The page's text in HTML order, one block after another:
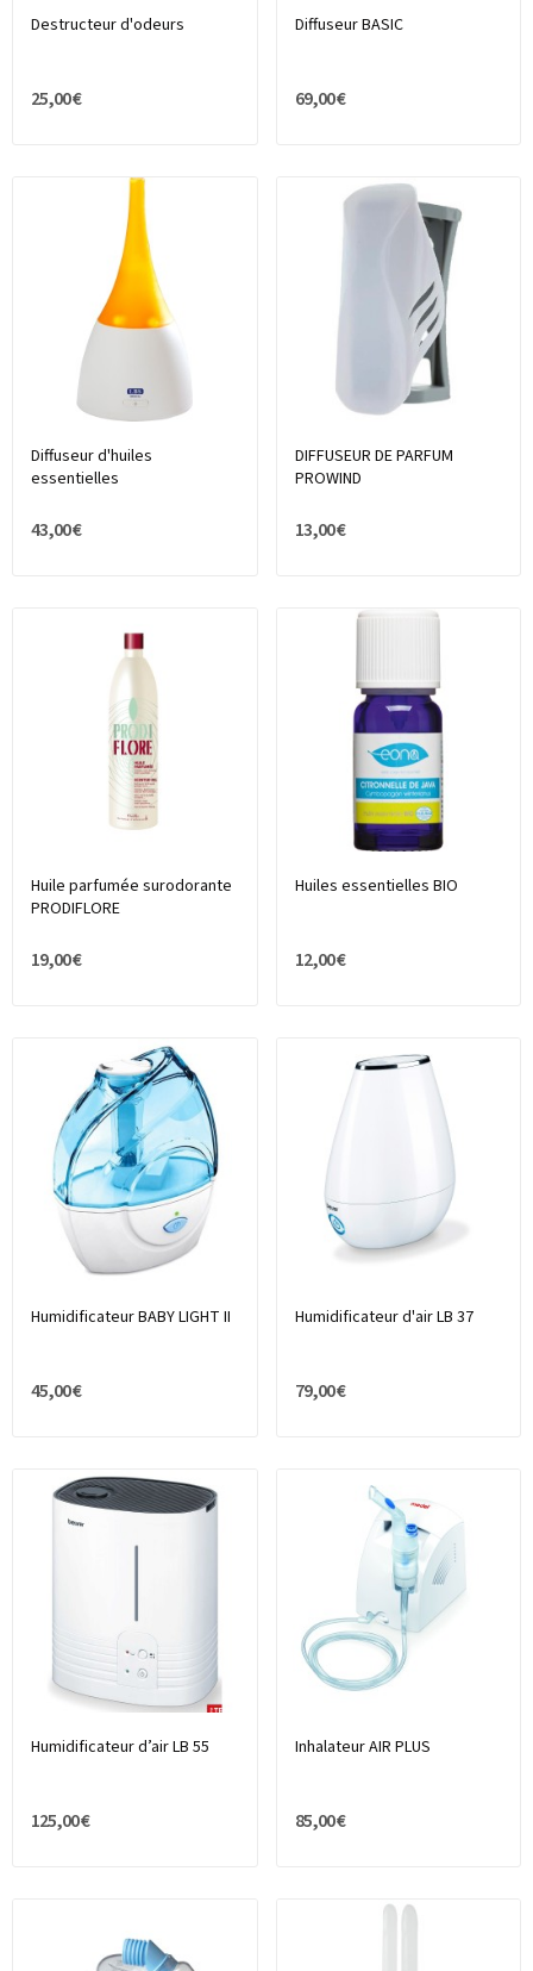
Destructeur d'odeurs
25,00 €
Diffuseur BASIC
69,00 €
Diffuseur d'huiles
essentielles
43,00 €
DIFFUSEUR DE PARFUM
PROWIND
13,00 €
Huile parfumée surodorante
PRODIFLORE
19,00 €
Huiles essentielles BIO
12,00 €
Humidificateur BABY LIGHT II
45,00 €
Humidificateur d'air LB 37
79,00 €
Humidificateur d’air LB 55
125,00 €
Inhalateur AIR PLUS
85,00 €